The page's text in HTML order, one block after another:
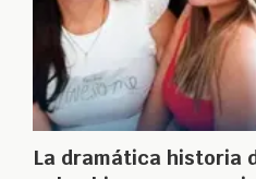
La dramática historia